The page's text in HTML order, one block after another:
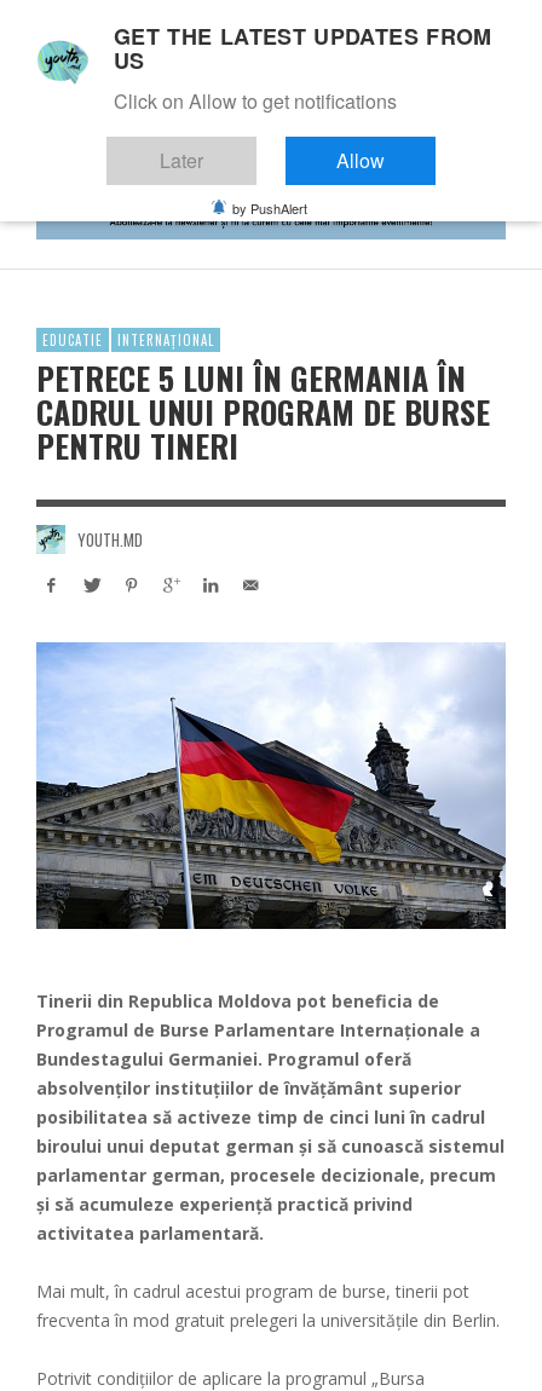
EDUCATIE INTERNAȚIONAL
PETRECE 5 LUNI ÎN GERMANIA ÎN
CADRUL UNUI PROGRAM DE BURSE
PENTRU TINERI
YOUTH.MD
Tinerii din Republica Moldova pot beneficia de
Programul de Burse Parlamentare Internaționale a
Bundestagului Germaniei. Programul oferă
absolvenților instituțiilor de învățământ superior
posibilitatea să activeze timp de cinci luni în cadrul
biroului unui deputat german și să cunoască sistemul
parlamentar german, procesele decizionale, precum
și să acumuleze experiență practică privind
activitatea parlamentară.
Mai mult, în cadrul acestui program de burse, tinerii pot
frecventa în mod gratuit prelegeri la universitățile din Berlin.
Potrivit condițiilor de aplicare la programul „Bursa
GET THE LATEST UPDATES FROM
US
Click on Allow to get notifications
Later Allow
by PushAlert